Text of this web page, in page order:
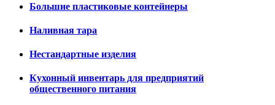
Большие пластиковые контейнеры
Наливная тара
Нестандартные изделия
Кухонный инвентарь для предприятий
общественного питания